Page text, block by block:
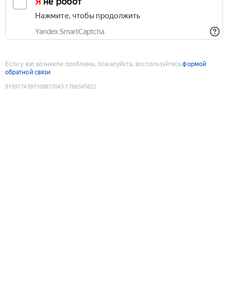
Нажмите, чтобы продолжить
Yandex SmartCaptcha
Если у вас возникли проблемы, пожалуйста, воспользуйтесьформой
обратной связи
9199174393108837043:1786345822